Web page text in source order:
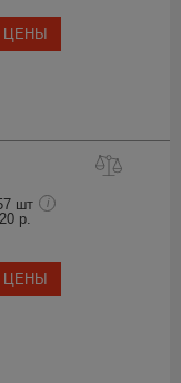
ЦЕНЫ
шт i
р.
ЦЕНЫ